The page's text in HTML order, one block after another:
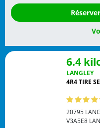
6.4
LANGLEY
4R4 TIRE
20795
V3A5E8